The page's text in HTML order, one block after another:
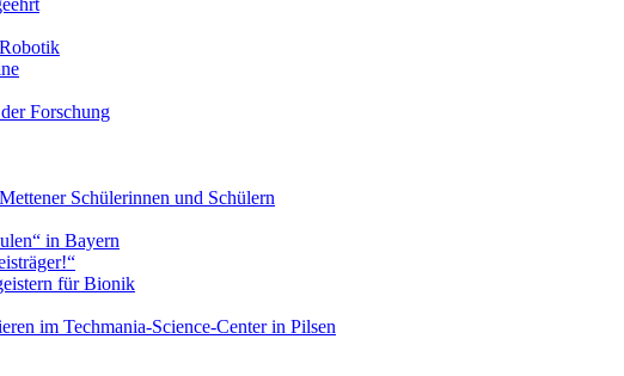
Forschung
Schülerinnen und Schülern
in Bayern
für Bionik
im Techmania-Science-Center in Pilsen